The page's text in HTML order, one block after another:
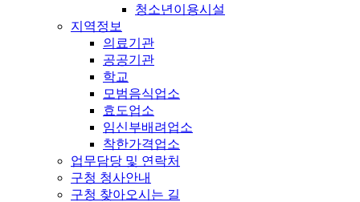
청소년이용시설
지역정보
의료기관
공공기관
학교
모범음식업소
효도업소
임신부배려업소
착한가격업소
업무담당 및 연락처
구청 청사안내
구청 찾아오시는 길